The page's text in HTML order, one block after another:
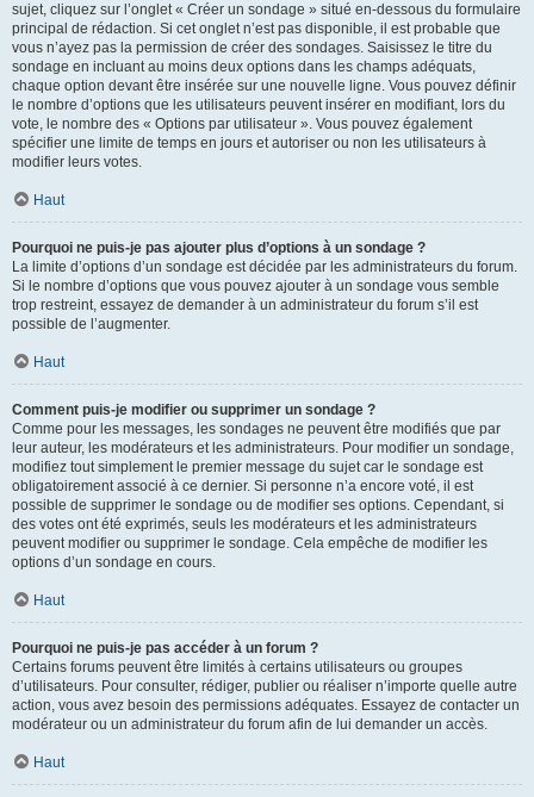
sujet, cliquez sur l’onglet « Créer un sondage » situé en-dessous du formulaire
principal de rédaction. Si cet onglet n’est pas disponible, il est probable que
vous n’ayez pas la permission de créer des sondages. Saisissez le titre du
sondage en incluant au moins deux options dans les champs adéquats,
chaque option devant être insérée sur une nouvelle ligne. Vous pouvez définir
le nombre d’options que les utilisateurs peuvent insérer en modifiant, lors du
vote, le nombre des « Options par utilisateur ». Vous pouvez également
spécifier une limite de temps en jours et autoriser ou non les utilisateurs à
modifier leurs votes.
Haut
Pourquoi ne puis-je pas ajouter plus d’options à un sondage ?
La limite d’options d’un sondage est décidée par les administrateurs du forum.
Si le nombre d’options que vous pouvez ajouter à un sondage vous semble
trop restreint, essayez de demander à un administrateur du forum s’il est
possible de l’augmenter.
Haut
Comment puis-je modifier ou supprimer un sondage ?
Comme pour les messages, les sondages ne peuvent être modifiés que par
leur auteur, les modérateurs et les administrateurs. Pour modifier un sondage,
modifiez tout simplement le premier message du sujet car le sondage est
obligatoirement associé à ce dernier. Si personne n’a encore voté, il est
possible de supprimer le sondage ou de modifier ses options. Cependant, si
des votes ont été exprimés, seuls les modérateurs et les administrateurs
peuvent modifier ou supprimer le sondage. Cela empêche de modifier les
options d’un sondage en cours.
Haut
Pourquoi ne puis-je pas accéder à un forum ?
Certains forums peuvent être limités à certains utilisateurs ou groupes
d’utilisateurs. Pour consulter, rédiger, publier ou réaliser n’importe quelle autre
action, vous avez besoin des permissions adéquates. Essayez de contacter un
modérateur ou un administrateur du forum afin de lui demander un accès.
Haut